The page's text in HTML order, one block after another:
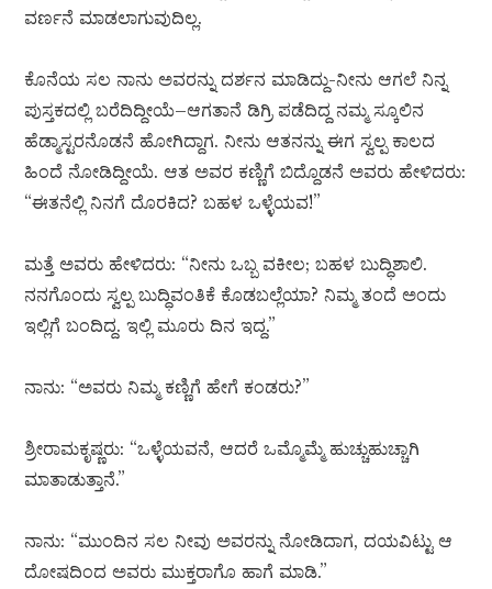
ವರ್ಣನೆ ಮಾಡಲಾಗುವುದಿಲ್ಲ.
ಕೊನೆಯ ಸಲ ನಾನು ಅವರನ್ನು ದರ್ಶನ ಮಾಡಿದ್ದು-ನೀನು ಆಗಲೆ ನಿನ್ನ
ಪುಸ್ತಕದಲ್ಲಿ ಬರೆದಿದ್ದೀಯೆ–ಆಗತಾನೆ ಡಿಗ್ರಿ ಪಡೆದಿದ್ದ ನಮ್ಮ ಸ್ಕೂಲಿನ
ಹೆಡ್ಮಾಸ್ಟರನೊಡನೆ ಹೋಗಿದ್ದಾಗ. ನೀನು ಆತನನ್ನು ಈಗ ಸ್ವಲ್ಪ ಕಾಲದ
ಹಿಂದೆ ನೋಡಿದ್ದೀಯೆ. ಆತ ಅವರ ಕಣ್ಣಿಗೆ ಬಿದ್ದೊಡನೆ ಅವರು ಹೇಳಿದರು:
“ಈತನೆಲ್ಲಿ ನಿನಗೆ ದೊರಕಿದ? ಬಹಳ ಒಳ್ಳೆಯವ!”
ಮತ್ತೆ ಅವರು ಹೇಳಿದರು: “ನೀನು ಒಬ್ಬ ವಕೀಲ; ಬಹಳ ಬುದ್ಧಿಶಾಲಿ.
ನನಗೊಂದು ಸ್ವಲ್ಪ ಬುದ್ಧಿವಂತಿಕೆ ಕೊಡಬಲ್ಲೆಯಾ? ನಿಮ್ಮ ತಂದೆ ಅಂದು
ಇಲ್ಲಿಗೆ ಬಂದಿದ್ದ. ಇಲ್ಲಿ ಮೂರು ದಿನ ಇದ್ದ.”
ನಾನು: “ಅವರು ನಿಮ್ಮ ಕಣ್ಣಿಗೆ ಹೇಗೆ ಕಂಡರು?”
ಶ್ರೀರಾಮಕೃಷ್ಣರು: “ಒಳ್ಳೆಯವನೆ, ಆದರೆ ಒಮ್ಮೊಮ್ಮೆ ಹುಚ್ಚುಹುಚ್ಚಾಗಿ
ಮಾತಾಡುತ್ತಾನೆ.”
ನಾನು: “ಮುಂದಿನ ಸಲ ನೀವು ಅವರನ್ನು ನೋಡಿದಾಗ, ದಯವಿಟ್ಟು ಆ
ದೋಷದಿಂದ ಅವರು ಮುಕ್ತರಾಗೊ ಹಾಗೆ ಮಾಡಿ.”